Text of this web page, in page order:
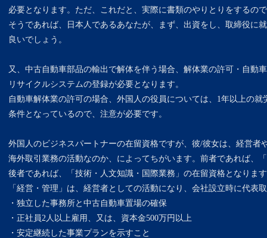
必要となります。ただ、これだと、実際に書類のやりとりをするの
そうであれば、日本人であるあなたが、まず、出資をし、取締役に
良いでしょう。
又、中古自動車部品の輸出で解体を伴う場合、解体業の許可・自動
リサイクルシステムの登録が必要となります。
自動車解体業の許可の場合、外国人の役員については、1年以上の就
条件となっているので、注意が必要です。
外国人のビジネスパートナーの在留資格ですが、彼/彼女は、経営者
海外取引業務の活動なのか、によってちがいます。前者であれば、
後者であれば、「技術・人文知識・国際業務」の在留資格となりま
「経営・管理」は、経営者としての活動になり、会社設立時に代表
・独立した事務所と中古自動車置場の確保
・正社員2人以上雇用、又は、資本金500万円以上
・安定継続した事業プランを示すこと